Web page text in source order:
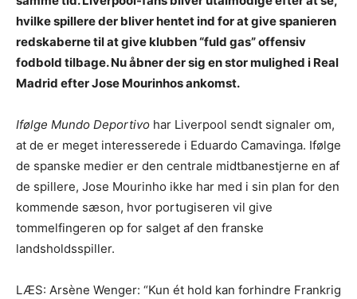
hvilke spillere der bliver hentet ind for at give spanieren
redskaberne til at give klubben “fuld gas” offensiv
fodbold tilbage. Nu åbner der sig en stor mulighed i Real
Madrid efter Jose Mourinhos ankomst.
Ifølge Mundo Deportivo har Liverpool sendt signaler om,
at de er meget interesserede i Eduardo Camavinga. Ifølge
de spanske medier er den centrale midtbanestjerne en af
de spillere, Jose Mourinho ikke har med i sin plan for den
kommende sæson, hvor portugiseren vil give
tommelfingeren op for salget af den franske
landsholdsspiller.
LÆS: Arsène Wenger: “Kun ét hold kan forhindre Frankrig